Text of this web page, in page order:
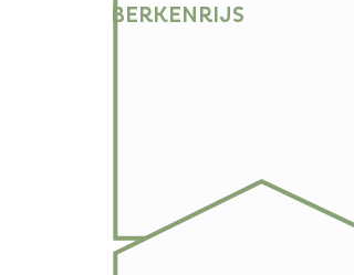
BERKENRIJS